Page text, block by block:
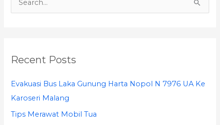
c
r
Recent Posts
Evakuasi Bus Laka Gunung Harta Nopol N 7976 UA Ke
Karoseri Malang
Tips Merawat Mobil Tua